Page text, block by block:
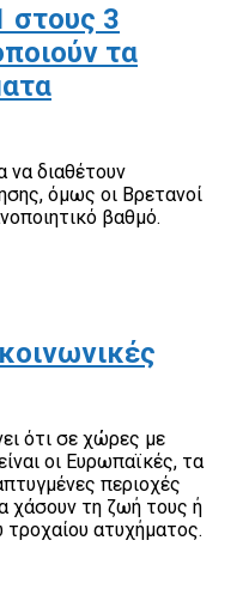
στους 3
τα
να διαθέτουν
όμως οι Βρετανοί
βαθμό.
ότι σε χώρες με
οι Ευρωπαϊκές, τα
περιοχές
χάσουν τη ζωή τους ή
ατυχήματος.